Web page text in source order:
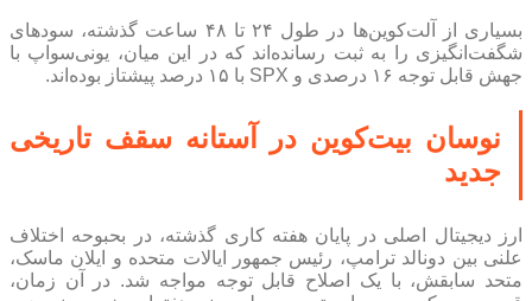
بسیاری از آلت‌کوین‌ها در طول ۲۴ تا ۴۸ ساعت گذشته، سودهای
شگفت‌انگیزی را به ثبت رسانده‌اند که در این میان، یونی‌سواپ با
جهش قابل توجه ۱۶ درصدی و SPX با ۱۵ درصد پیشتاز بوده‌اند.
نوسان بیت‌کوین در آستانه سقف تاریخی
جدید
ارز دیجیتال اصلی در پایان هفته کاری گذشته، در بحبوحه اختلاف
علنی بین دونالد ترامپ، رئیس جمهور ایالات متحده و ایلان ماسک،
متحد سابقش، با یک اصلاح قابل توجه مواجه شد. در آن زمان،